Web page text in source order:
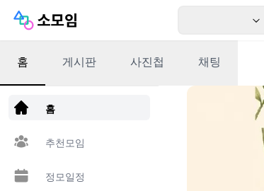
앱 다운로드
홈
추천모임
정모일정
홈 게시판 사진첩 채팅